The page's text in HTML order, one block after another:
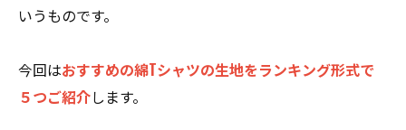
いうものです。
今回はおすすめの綿Tシャツの生地をランキング形式で
５つご紹介します。